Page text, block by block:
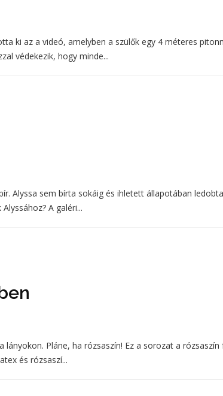
ki az a videó, amelyben a szülők egy 4 méteres
védekezik, hogy minde...
Alyssa sem bírta sokáig és ihletett állapotában
A galéri...
Pláne, ha rózsaszín! Ez a sorozat a rózsaszín
és rózsaszí...